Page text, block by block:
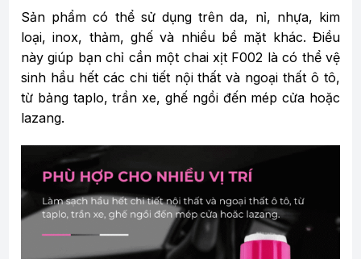
Sản phẩm có thể sử dụng trên da, nỉ, nhựa, kim
loại, inox, thảm, ghế và nhiều bề mặt khác. Điều
này giúp bạn chỉ cần một chai xịt F002 là có thể vệ
sinh hầu hết các chi tiết nội thất và ngoại thất ô tô,
từ bảng taplo, trần xe, ghế ngồi đến mép cửa hoặc
lazang.